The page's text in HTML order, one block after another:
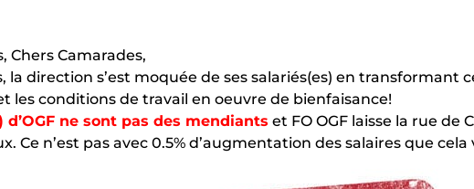
Chers Camarades,
la direction s’est moquée de ses salariés(es) en transformant
les conditions de travail en oeuvre de bienfaisance!
d’OGF ne sont pas des mendiants et FO OGF laisse la rue de
Ce n’est pas avec 0.5% d’augmentation des salaires que cela